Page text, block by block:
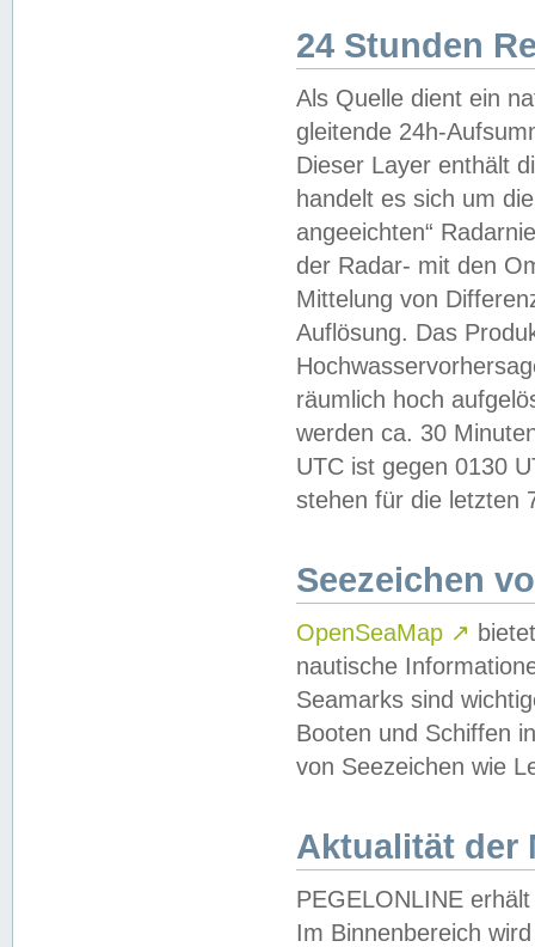
24 Stunden
Als Quelle dient ein
gleitende 24h-
Dieser Layer enthält
handelt es sich um
angeeichten“
der Radar- mit den
Mittelung von
Auflösung. Das
räumlich hoch
werden ca. 30
UTC ist gegen 0130
stehen für die letzten
Seezeichen
OpenSeaMap ↗
nautische
Seamarks sind
Booten und Schiffen
von Seezeichen wie
Aktualität der
PEGELONLINE
Im Binnenbereich